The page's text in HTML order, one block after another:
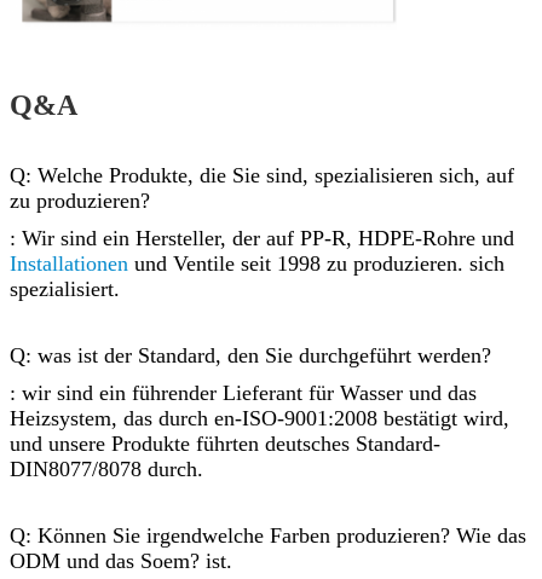
Q&A
Q: Welche Produkte, die Sie sind, spezialisieren sich, auf
zu produzieren?
: Wir sind ein Hersteller, der auf PP-R, HDPE-Rohre und
Installationen und Ventile seit 1998 zu produzieren. sich
spezialisiert.
Q: was ist der Standard, den Sie durchgeführt werden?
: wir sind ein führender Lieferant für Wasser und das
Heizsystem, das durch en-ISO-9001:2008 bestätigt wird,
und unsere Produkte führten deutsches Standard-
DIN8077/8078 durch.
Q: Können Sie irgendwelche Farben produzieren? Wie das
ODM und das Soem? ist.